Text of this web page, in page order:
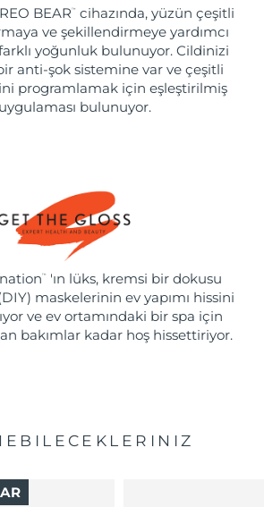
BEAR ™
cihazında, yüzün çeşitli
ve şekillendirmeye yardımcı
yoğunluk bulunuyor. Cildinizi
anti-şok sistemine var ve çeşitli
programlamak için eşleştirilmiş
bulunuyor.
™
'ın lüks, kremsi bir dokusu
maskelerinin ev yapımı hissini
ve ev ortamındaki bir spa için
bakımlar kadar hoş hissettiriyor.